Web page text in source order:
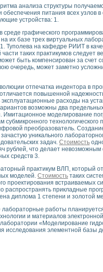
(RRR)
пространстве Ван Дер Поля
информационных
экстраполяции
USB 6008 в среде LabVIEW
самоорганизованная
с применением технологии
анализа структуры
питания всех узлов
устройства: 1.
графического
их базе трех виртуальных
Туполева на кафедре РИИТ в
таких практикумов следует
быть компенсирован за счет
очередь, может заметно
отпечатка индентора в
повышенной
расходы на
возможны два
Имитационное моделирование
технологического
преобразователь.
уникального
задач. Стоимость
рублей, что делает
средств 3.
практикум ВЛП, который
моделей. Стоимость таких
проектирования встраиваемых
прикладные
диплома 1 степени и золотой
работы
и материалов электронной
«Моделирование
исследования элементной базы